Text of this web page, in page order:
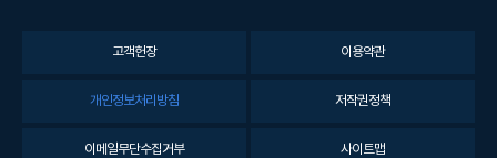
고객헌장 이용약관
개인정보처리방침 저작권정책
이메일무단수집거부 사이트맵